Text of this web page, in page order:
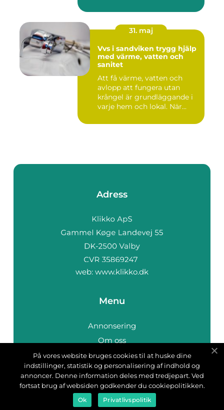
31. maj
Vvs i sandviken trygg hjälp
med värme, vatten och
sanitet
Att få värme, vatten och
avlopp att fungera utan
krångel är grundläggande i
varje hem och lokal. När...
Adress
web: www.klikko.dk
Menu
Annonsering
Om oss
Cookies
Kontakta oss
Sitemap
På vores website bruges cookies til at huske dine
indstillinger, statistik og personalisering af indhold og
annoncer. Denne information deles med tredjepart. Ved
fortsat brug af websiden godkender du cookiepolitikken.
Ok Privatlivspolitik